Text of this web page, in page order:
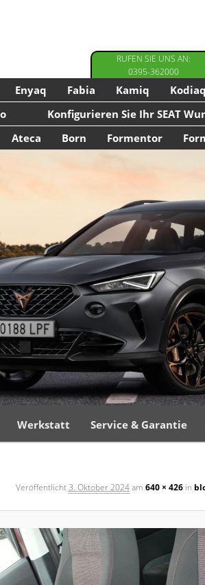
RUFEN SIE UNS AN:
0395-362000
Enyaq Fabia Kamiq Kodiaq
Konfigurieren Sie Ihr SEAT
Ateca Born Formentor
Werkstatt Service & Garantie
Veröffentlicht3. Oktober 2024am 640 × 426in